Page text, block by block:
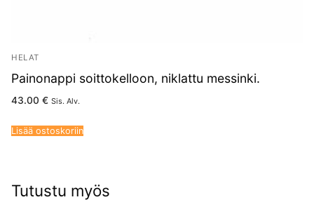
HELAT
Painonappi soittokelloon, niklattu messinki.
43.00 € Sis. Alv.
Lisää ostoskoriin
Tutustu myös